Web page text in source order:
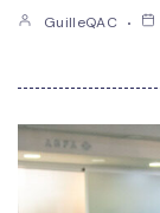
GuilleQAC